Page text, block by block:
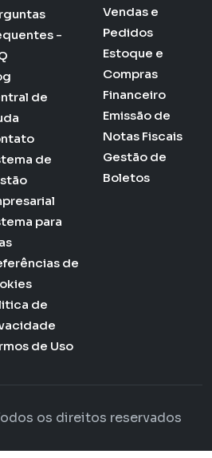
-
de
de
para
de
de
de Uso
Vendas e
Pedidos
Estoque e
Compras
Financeiro
Emissão de
Notas Fiscais
Gestão de
Boletos
os direitos reservados